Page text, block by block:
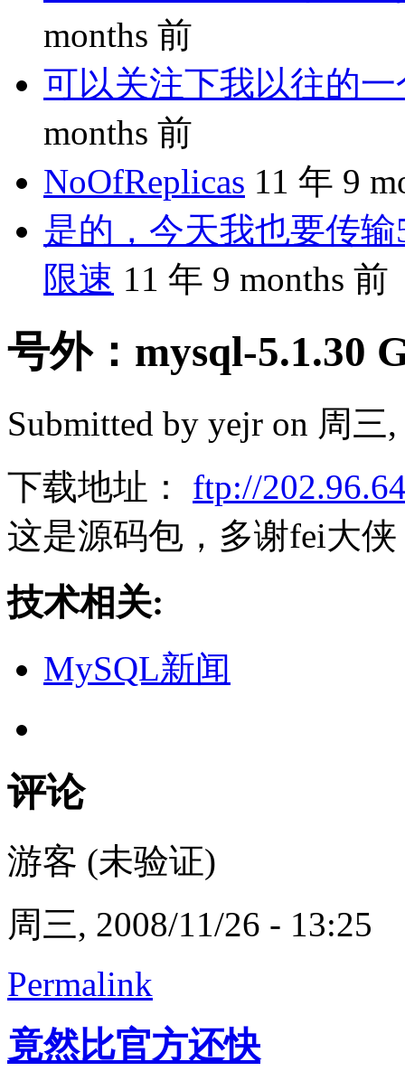
months 前
可以关注下我以往的
months 前
NoOfReplicas 11 年 9
是的，今天我也要传
限速 11 年 9 months 前
号外：mysql-5.1.30
Submitted by yejr on 周三,
下载地址： ftp://
这是源码包，多谢fei大侠
技术相关:
MySQL新闻
评论
游客 (未验证)
周三, 2008/11/26 - 13:25
Permalink
竟然比官方还快